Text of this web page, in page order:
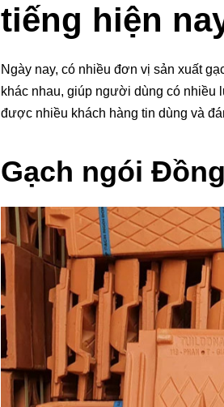
tiếng hiện
Ngày nay, có nhiều đơn vị sản xuất
khác nhau, giúp người dùng có nhiều
được nhiều khách hàng tin dùng và
Gạch ngói